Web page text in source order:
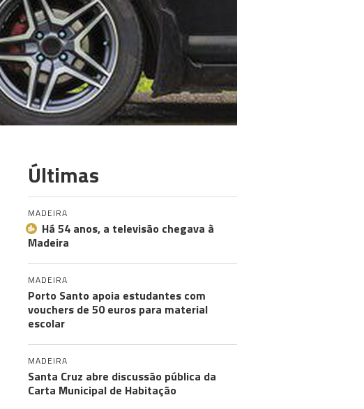
Últimas
MADEIRA
Há 54 anos, a televisão chegava à
Madeira
MADEIRA
Porto Santo apoia estudantes com
vouchers de 50 euros para material
escolar
MADEIRA
Santa Cruz abre discussão pública da
Carta Municipal de Habitação